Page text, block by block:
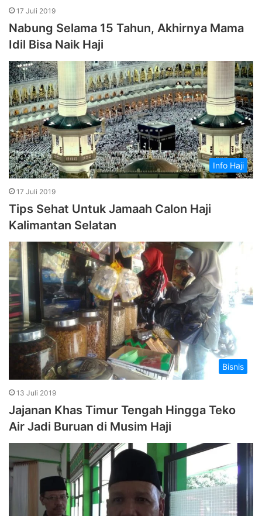
17 Juli 2019
Nabung Selama 15 Tahun, Akhirnya Mama
Idil Bisa Naik Haji
Info Haji
17 Juli 2019
Tips Sehat Untuk Jamaah Calon Haji
Kalimantan Selatan
Bisnis
13 Juli 2019
Jajanan Khas Timur Tengah Hingga Teko
Air Jadi Buruan di Musim Haji